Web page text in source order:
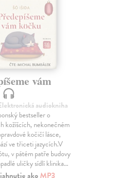
vám
audiokniha
bestseller o
kožíšcích, nekonečném
kočičí lásce,
ve třiceti jazycích.V
v pátém patře budovy
uličky sídlí klinika…